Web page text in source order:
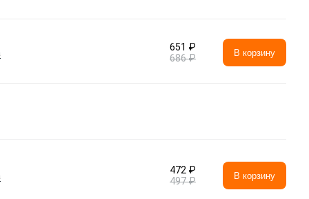
651 ₽
686 ₽
В корзину
472 ₽
497 ₽
В корзину